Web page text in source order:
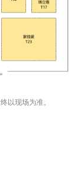
以现场为准。